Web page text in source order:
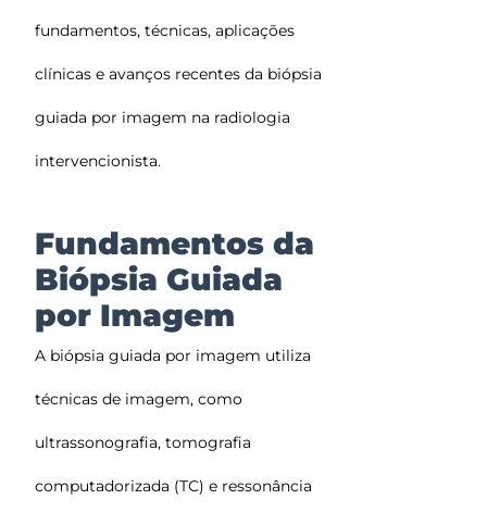
fundamentos, técnicas, aplicações
clínicas e avanços recentes da biópsia
guiada por imagem na radiologia
intervencionista.
Fundamentos da
Biópsia Guiada
por Imagem
A biópsia guiada por imagem utiliza
técnicas de imagem, como
ultrassonografia, tomografia
computadorizada (TC) e ressonância